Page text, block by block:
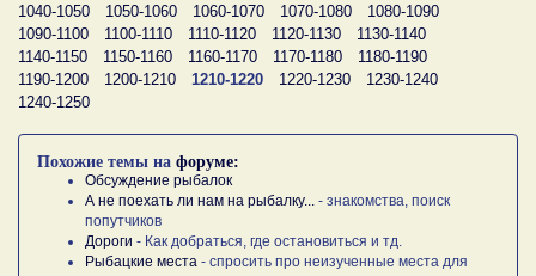
1040-1050
1050-1060 1060-1070 1070-1080
1080-1090
1090-1100
1100-1110 1110-1120 1120-1130
1130-1140
1140-1150
1150-1160 1160-1170 1170-1180
1180-1190
1190-1200
1200-1210 1210-1220 1220-1230
1230-1240
1240-1250
Похожие темы на форуме:
Обсуждение рыбалок
А не поехать ли нам на рыбалку...
- знакомства, поиск
попутчиков
Дороги - Как добраться, где остановиться и тд.
Рыбацкие места - спросить про неизученные места для